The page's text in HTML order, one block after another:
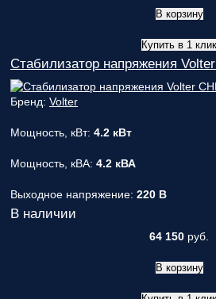
В корзину
Купить в 1 клик
Стабилизатор напряжения
Бренд: Volter
Мощность, кВт: 4.2 кВт
Мощность, кВА: 4.2 кВА
Выходное напряжение: 220 В
В наличии
64 150 руб.
В корзину